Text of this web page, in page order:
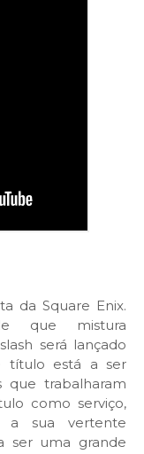
da Square Enix.
que mistura
será lançado
título está a ser
que trabalharam
como serviço,
a sua vertente
ser uma grande